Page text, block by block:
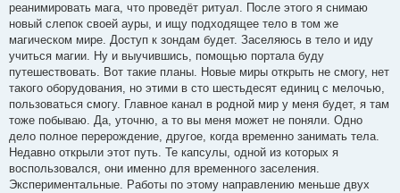
реанимировать мага, что проведёт ритуал. После этого я снимаю
новый слепок своей ауры, и ищу подходящее тело в том же
магическом мире. Доступ к зондам будет. Заселяюсь в тело и иду
учиться магии. Ну и выучившись, помощью портала буду
путешествовать. Вот такие планы. Новые миры открыть не смогу, нет
такого оборудования, но этими в сто шестьдесят единиц с мелочью,
пользоваться смогу. Главное канал в родной мир у меня будет, я там
тоже побываю. Да, уточню, а то вы меня может не поняли. Одно
дело полное перерождение, другое, когда временно занимать тела.
Недавно открыли этот путь. Те капсулы, одной из которых я
воспользовался, они именно для временного заселения.
Экспериментальные. Работы по этому направлению меньше двух